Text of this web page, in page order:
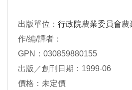
出版單位： 行政院農業委員會農
作/編/譯者：
GPN：030859880155
出版／創刊日期：1999-06
價格：未定價